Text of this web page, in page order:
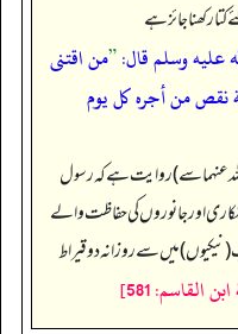
رکھنا جائز ہے
”من اقتنى
من أجره كل يوم
عنہما سے) روایت ہے کہ رسول
اور جانوروں کی حفاظت والے
میں سے روزانہ دو قیراط
القاسم: 581]